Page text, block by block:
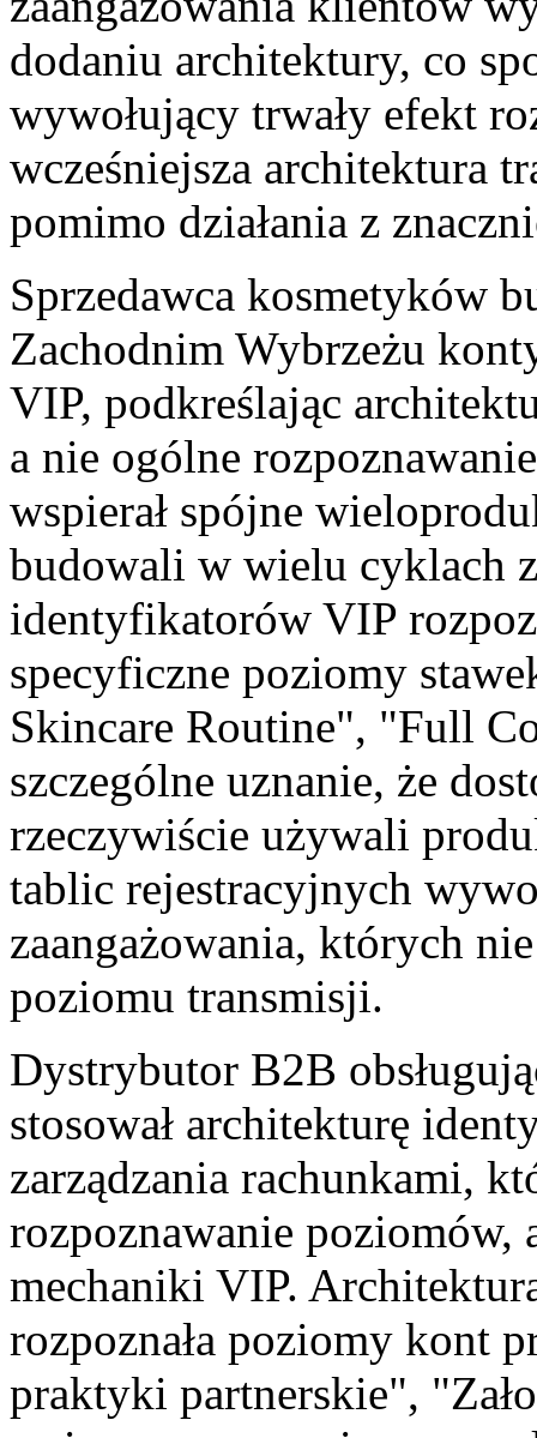
dodaniu architektury, co
wywołujący trwały efekt
wcześniejsza architektura
pomimo działania z
Sprzedawca kosmetyków
Zachodnim Wybrzeżu
VIP, podkreślając
a nie ogólne
wspierał spójne
budowali w wielu cyklach
identyfikatorów VIP
specyficzne poziomy
Skincare Routine", "Full
szczególne uznanie, że
rzeczywiście używali
tablic rejestracyjnych
zaangażowania, których
poziomu transmisji.
Dystrybutor B2B
stosował architekturę
zarządzania rachunkami,
rozpoznawanie
mechaniki VIP.
rozpoznała poziomy kont
praktyki partnerskie",